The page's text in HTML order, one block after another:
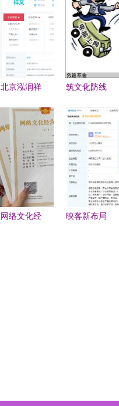
北京泓润祥
否上市公司
经营资质解
筑文化防线
低俗文化阻
击与网络治
理新征程
网络文化经
映客新布局